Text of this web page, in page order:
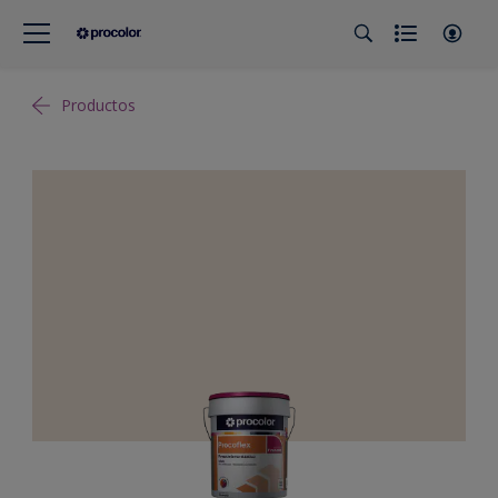
Productos